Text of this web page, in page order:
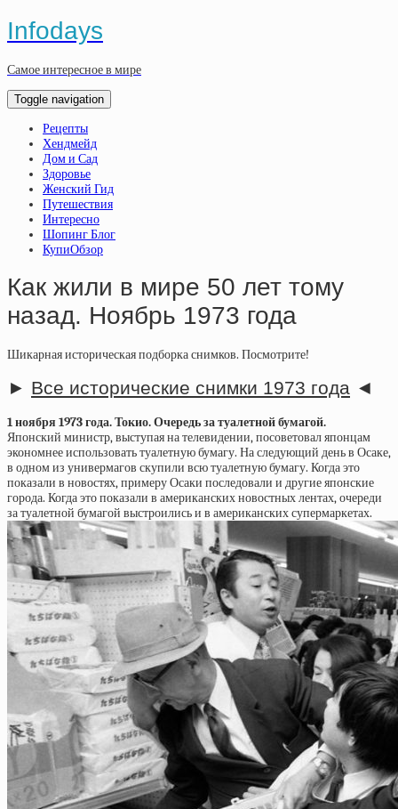
Infodays
Самое интересное в мире
Toggle navigation
Рецепты
Хендмейд
Дом и Сад
Здоровье
Женский Гид
Путешествия
Интересно
Шопинг Блог
КупиОбзор
Как жили в мире 50 лет тому
назад. Ноябрь 1973 года
Шикарная историческая подборка снимков. Посмотрите!
► Все исторические снимки 1973 года ◄
1 ноября 1973 года. Токио. Очередь за туалетной бумагой.
Японский министр, выступая на телевидении, посоветовал японцам
экономнее использовать туалетную бумагу. На следующий день в Осаке,
в одном из универмагов скупили всю туалетную бумагу. Когда это
показали в новостях, примеру Осаки последовали и другие японские
города. Когда это показали в американских новостных лентах, очереди
за туалетной бумагой выстроились и в американских супермаркетах.